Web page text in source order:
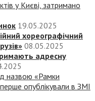
у Києві, затримано
19.05.2025
хореографічний
08.05.2025
адресну
назвою «‎Рамки
опублікували в ЗМІ